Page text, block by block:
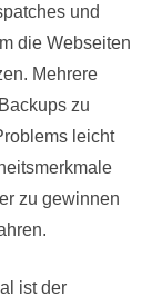
und
die Webseiten
Mehrere
zu
leicht
zu gewinnen
ist der